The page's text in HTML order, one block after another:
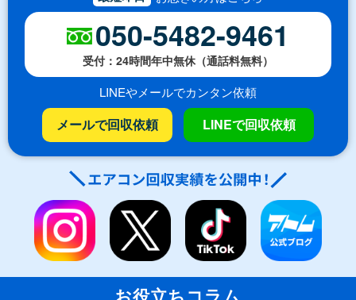
050-5482-9461
受付：24時間年中無休（通話料無料）
LINEやメールでカンタン依頼
メールで回収依頼 LINEで回収依頼